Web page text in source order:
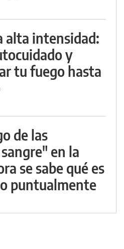
alta intensidad:
y
tu fuego hasta
de las
en la
se sabe qué es
puntualmente